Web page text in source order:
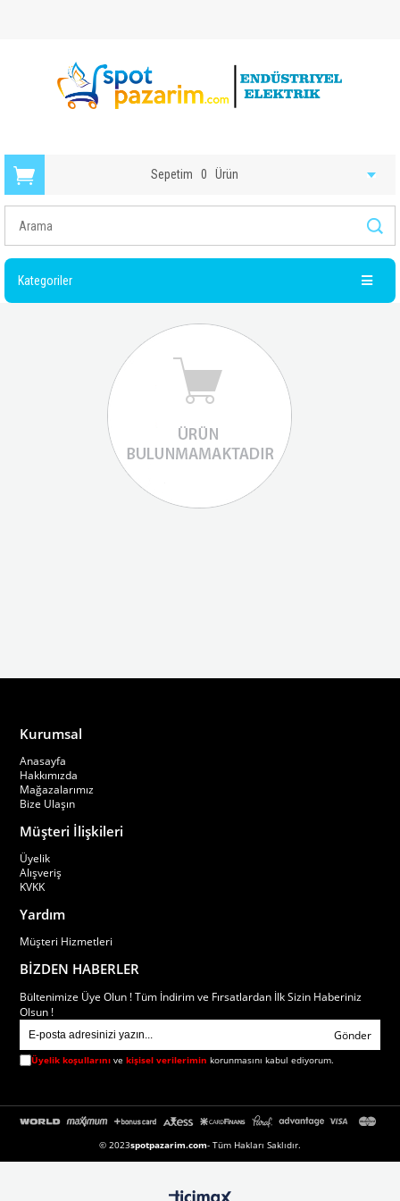
Sepetim 0 Ürün
Kategoriler
Kurumsal
Anasayfa
Hakkımızda
Mağazalarımız
Bize Ulaşın
Müşteri İlişkileri
Üyelik
Alışveriş
KVKK
Yardım
Müşteri Hizmetleri
BİZDEN HABERLER
Bültenimize Üye Olun ! Tüm İndirim ve Fırsatlardan İlk Sizin Haberiniz
Olsun !
Gönder
Üyelik koşullarını vekişisel verilerimin korunmasını kabul ediyorum.
© 2023spotpazarim.com- Tüm Hakları Saklıdır.